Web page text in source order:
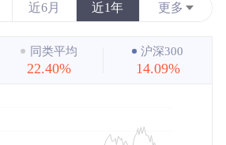
近6月 近1年 更多
近3年
近5年
最大
同类平均
22.40%
沪深300
14.09%